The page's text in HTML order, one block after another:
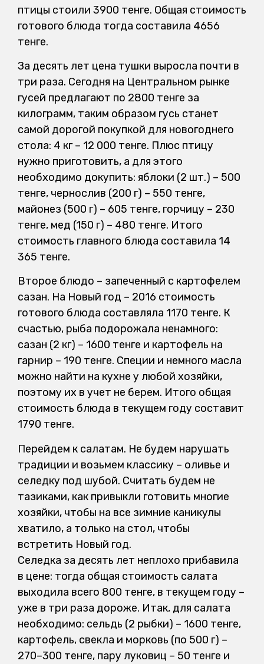
птицы стоили 3900 тенге. Общая стоимость
готового блюда тогда составила 4656
тенге.
За десять лет цена тушки выросла почти в
три раза. Сегодня на Центральном рынке
гусей предлагают по 2800 тенге за
килограмм, таким образом гусь станет
самой дорогой покупкой для новогоднего
стола: 4 кг – 12 000 тенге. Плюс птицу
нужно приготовить, а для этого
необходимо докупить: яблоки (2 шт.) – 500
тенге, чернослив (200 г) – 550 тенге,
майонез (500 г) – 605 тенге, горчицу – 230
тенге, мед (150 г) – 480 тенге. Итого
стоимость главного блюда составила 14
365 тенге.
Второе блюдо – запеченный с картофелем
сазан. На Новый год – 2016 стоимость
готового блюда составляла 1170 тенге. К
счастью, рыба подорожала ненамного:
сазан (2 кг) – 1600 тенге и картофель на
гарнир – 190 тенге. Специи и немного масла
можно найти на кухне у любой хозяйки,
поэтому их в учет не берем. Итого общая
стоимость блюда в текущем году составит
1790 тенге.
Перейдем к салатам. Не будем нарушать
традиции и возьмем классику – оливье и
селедку под шубой. Считать будем не
тазиками, как привыкли готовить многие
хозяйки, чтобы на все зимние каникулы
хватило, а только на стол, чтобы
встретить Новый год.
Селедка за десять лет неплохо прибавила
в цене: тогда общая стоимость салата
выходила всего 800 тенге, в текущем году –
уже в три раза дороже. Итак, для салата
необходимо: сельдь (2 рыбки) – 1600 тенге,
картофель, свекла и морковь (по 500 г) –
270–300 тенге, пару луковиц – 50 тенге и